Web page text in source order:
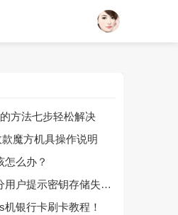
方法七步轻松解决
魔方机具操作说明
怎么办？
示密钥存储失败【解决】
银行卡刷卡教程！